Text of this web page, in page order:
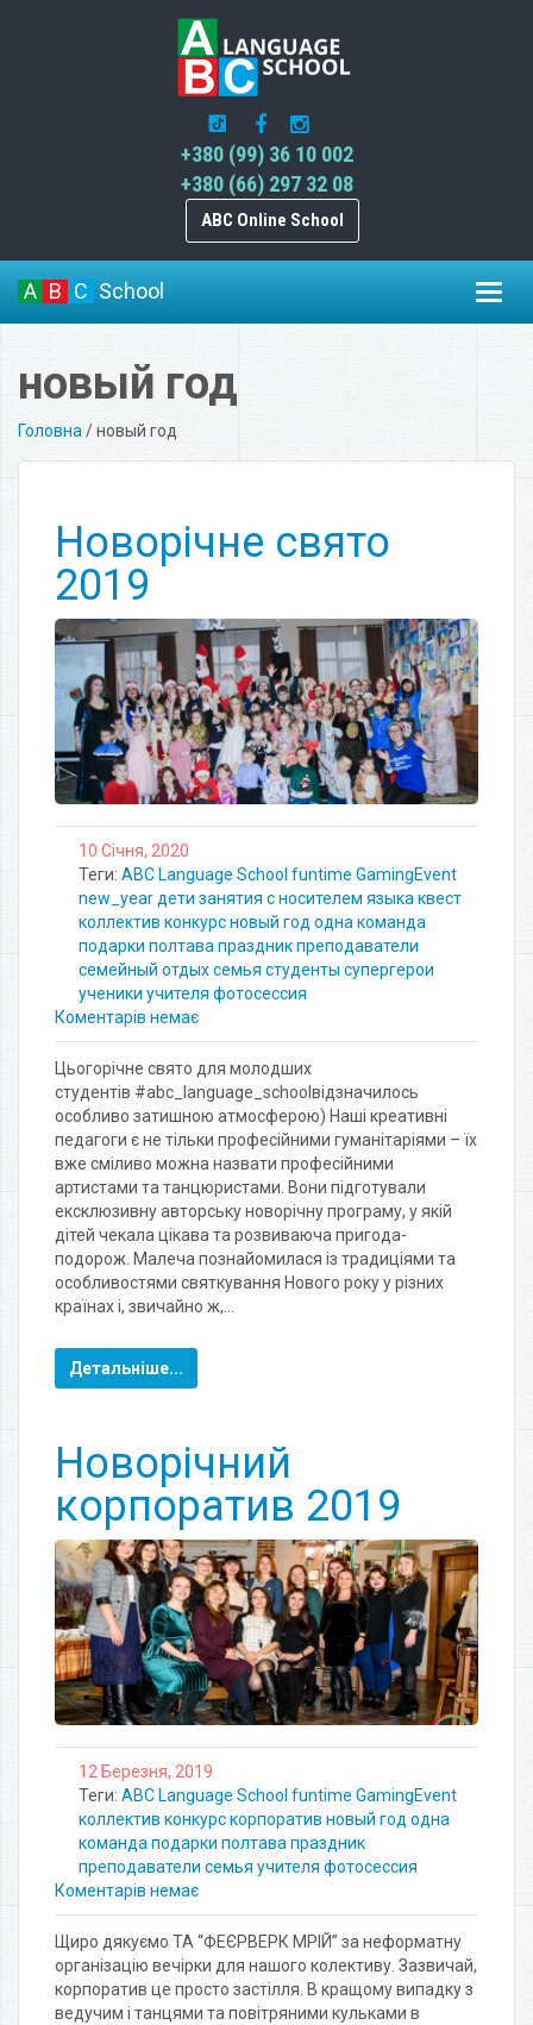
+380 (99) 36 10 002
+380 (66) 297 32 08
ABC Online School
A B C School
новый год
Головна /новый год
Новорічне свято
2019
10 Січня, 2020
Теги: ABC Language School funtime GamingEvent
new_year дети занятия с носителем языка квест
коллектив конкурсновый год одна команда
подарки полтава праздникпреподаватели
семейный отдыхсемья студенты супергерои
ученики учителя фотосессия
Коментарів немає
Цьогорічне свято для молодших
студентів #abc_language_schoolвідзначилось
особливо затишною атмосферою) Наші креативні
педагоги є не тільки професійними гуманітаріями – їх
вже сміливо можна назвати професійними
артистами та танцюристами. Вони підготували
ексклюзивну авторську новорічну програму, у якій
дітей чекала цікава та розвиваюча пригода-
подорож. Малеча познайомилася із традиціями та
особливостями святкування Нового року у різних
країнах і, звичайно ж,…
Детальніше...
Новорічний
корпоратив 2019
12 Березня, 2019
Теги: ABC Language School funtime GamingEvent
коллектив конкурскорпоратив новый год одна
команда подарки полтава праздник
преподаватели семья учителя фотосессия
Коментарів немає
Щиро дякуємо ТА “ФЕЄРВЕРК МРІЙ” за неформатну
організацію вечірки для нашого колективу. Зазвичай,
корпоратив це просто застілля. В кращому випадку з
ведучим і танцями та повітряними кульками в